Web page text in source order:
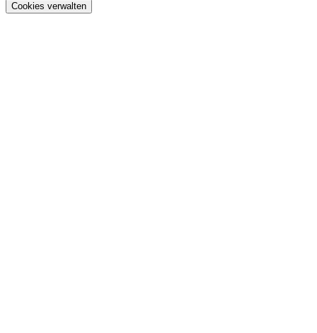
Cookies verwalten